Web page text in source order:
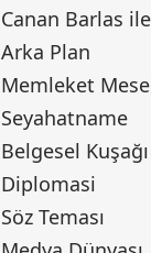
Arka Plan
Memleket
Seyahatname
Belgesel Kuşağı
Diplomasi
Söz Teması